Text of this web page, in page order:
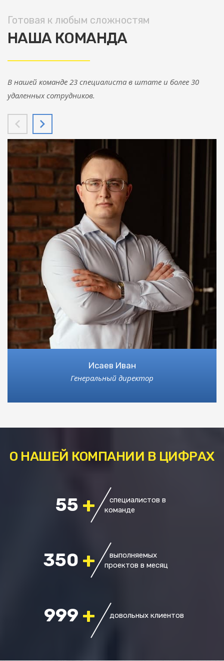
Готовая к любым сложностям
НАША КОМАНДА
В нашей команде 23 специалиста в штате и более 30
удаленных сотрудников.
Исаев Иван
Генеральный директор
О НАШЕЙ КОМПАНИИ В ЦИФРАХ
55 +
специалистов в
команде
350 +
выполняемых
проектов в месяц
999 + довольных клиентов